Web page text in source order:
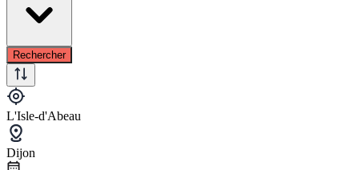
Rechercher
L'Isle-d'Abeau
Dijon